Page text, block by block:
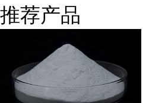
推荐产品